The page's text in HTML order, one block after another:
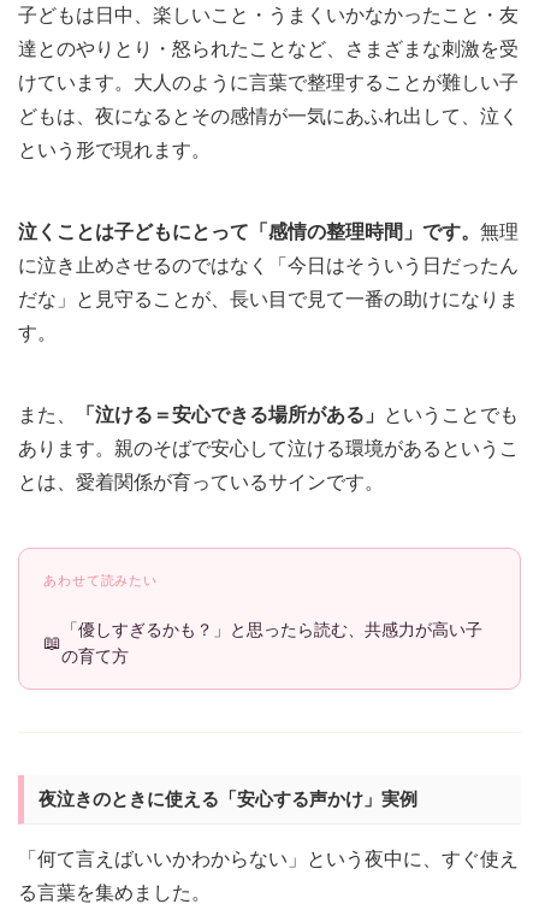
子どもは日中、楽しいこと・うまくいかなかったこと・友
達とのやりとり・怒られたことなど、さまざまな刺激を受
けています。大人のように言葉で整理することが難しい子
どもは、夜になるとその感情が一気にあふれ出して、泣く
という形で現れます。
泣くことは子どもにとって「感情の整理時間」です。 無理
に泣き止めさせるのではなく「今日はそういう日だったん
だな」と見守ることが、長い目で見て一番の助けになりま
す。
また、 「泣ける＝安心できる場所がある」
ということでも
あります。親のそばで安心して泣ける環境があるというこ
とは、愛着関係が育っているサインです。
あわせて読みたい
「優しすぎるかも？」と思ったら読む、共感力が高い子
の育て方
夜泣きのときに使える「安心する声かけ」実例
「何て言えばいいかわからない」という夜中に、すぐ使え
る言葉を集めました。